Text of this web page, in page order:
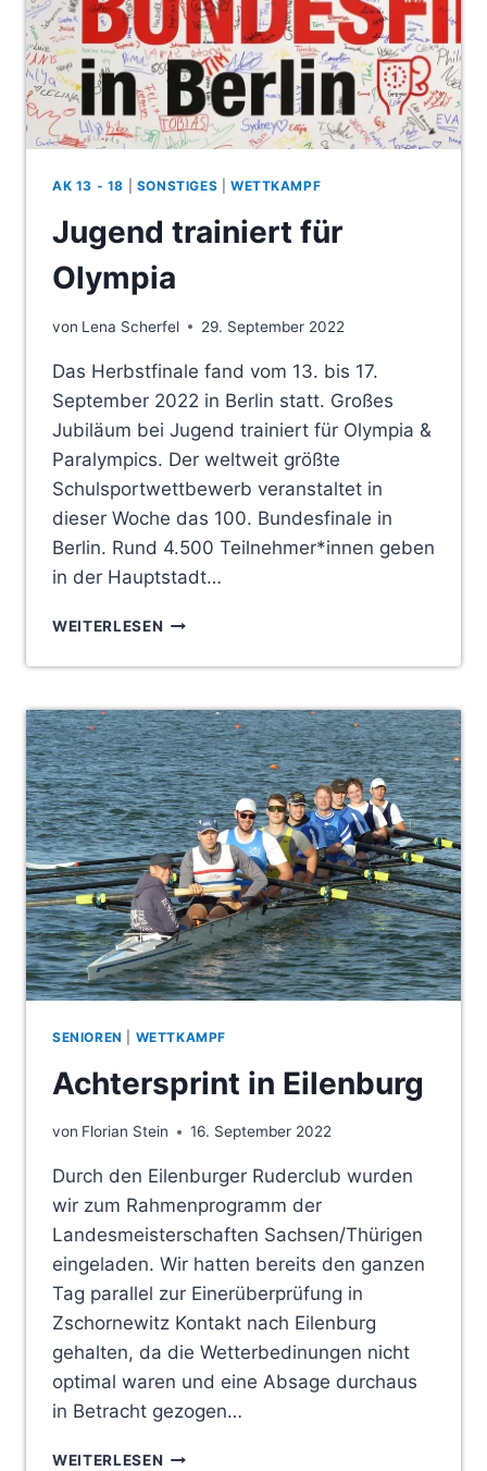
AK 13 - 18 SONSTIGES WETTKAMPF
Jugend trainiert für
Olympia
von Lena Scherfel 29. September 2022
Das Herbstfinale fand vom 13. bis 17.
September 2022 in Berlin statt. Großes
Jubiläum bei Jugend trainiert für Olympia &
Paralympics. Der weltweit größte
Schulsportwettbewerb veranstaltet in
dieser Woche das 100. Bundesfinale in
Berlin. Rund 4.500 Teilnehmer*innen geben
in der Hauptstadt…
WEITERLESEN JUGEND
FÜR
SENIOREN WETTKAMPF
Achtersprint in Eilenburg
von Florian Stein 16. September 2022
Durch den Eilenburger Ruderclub wurden
wir zum Rahmenprogramm der
Landesmeisterschaften Sachsen/Thürigen
eingeladen. Wir hatten bereits den ganzen
Tag parallel zur Einerüberprüfung in
Zschornewitz Kontakt nach Eilenburg
gehalten, da die Wetterbedinungen nicht
optimal waren und eine Absage durchaus
in Betracht gezogen…
WEITERLESEN ACHTERSPRINT